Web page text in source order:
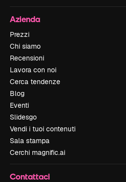
Azienda
Prezzi
Chi siamo
Recensioni
Lavora con noi
Cerca tendenze
Blog
Eventi
Slidesgo
Vendi i tuoi contenuti
Sala stampa
Cerchi magnific.ai
Contattaci